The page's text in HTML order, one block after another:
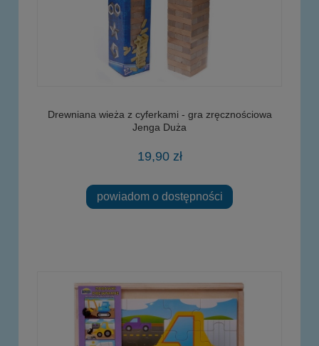
Drewniana wieża z cyferkami - gra zręcznościowa
Jenga Duża
19,90 zł
powiadom o dostępności